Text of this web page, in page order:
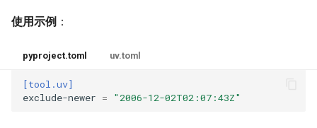
使用示例 ：
pyproject.toml uv.toml
[tool.uv]
exclude-newer = "2006-12-02T02:07:43Z"